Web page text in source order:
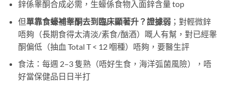
鋅係睾酮合成必需，生蠔係食物入面鋅含量 top
但單靠食蠔補睾酮去到臨床顯著升？證據弱；對輕微鋅
唔夠（長期食得太清淡/素食/酗酒）嘅人有幫，對已經睾
酮偏低（抽血 Total T < 12 嗰種）唔夠，要醫生評
食法：每週 2–3 隻熟（唔好生食，海洋弧菌風險），唔
好當保健品日日半打